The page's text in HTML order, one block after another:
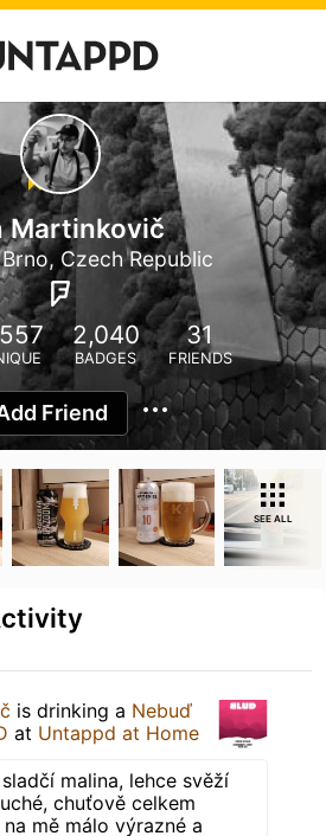
Martinkovič
Brno, Czech Republic
2,040
BADGES
31
FRIENDS
Friend
SEE ALL
is drinking a Nebuď
at Untappd at Home
malina, lehce svěží
chuťově celkem
mě málo výrazné a